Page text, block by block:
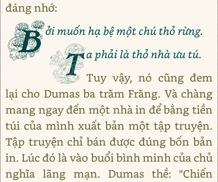
đáng nhớ:
B ởi muốn hạ bệ một chú thỏ rừng.
T a phải là thỏ nhà ưu tú.
Tuy vậy, nó cũng đem
lại cho Dumas ba trăm Frăng. Và chàng
mang ngay đến một nhà in để bằng tiền
túi của mình xuất bản một tập truyện.
Tập truyện chỉ bán được đúng bốn bản
in. Lúc đó là vào buổi bình minh của chủ
nghĩa lãng mạn. Dumas thề: "Chiến